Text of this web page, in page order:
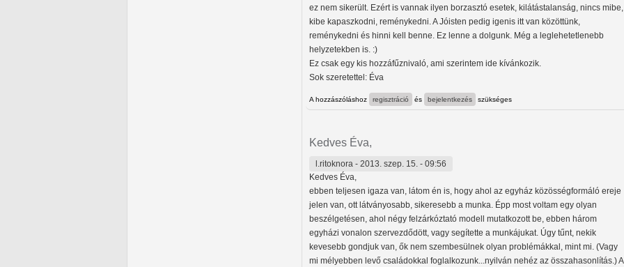
ez nem sikerült. Ezért is vannak ilyen borzasztó esetek, kilátástalanság, nincs mibe,
kibe kapaszkodni, reménykedni. A Jóisten pedig igenis itt van közöttünk,
reménykedni és hinni kell benne. Ez lenne a dolgunk. Még a leglehetetlenebb
helyzetekben is. :)
Ez csak egy kis hozzáfűznivaló, ami szerintem ide kívánkozik.
Sok szeretettel: Éva
A hozzászóláshoz regisztráció és bejelentkezés szükséges
Kedves Éva,
l.ritoknora - 2013. szep. 15. - 09:56
Kedves Éva,
ebben teljesen igaza van, látom én is, hogy ahol az egyház közösségformáló ereje
jelen van, ott látványosabb, sikeresebb a munka. Épp most voltam egy olyan
beszélgetésen, ahol négy felzárkóztató modell mutatkozott be, ebben három
egyházi vonalon szervezdődött, vagy segítette a munkájukat. Úgy tűnt, nekik
kevesebb gondjuk van, ők nem szembesülnek olyan problémákkal, mint mi. (Vagy
mi mélyebben levő családokkal foglalkozunk...nyilván nehéz az összahasonlítás.) A